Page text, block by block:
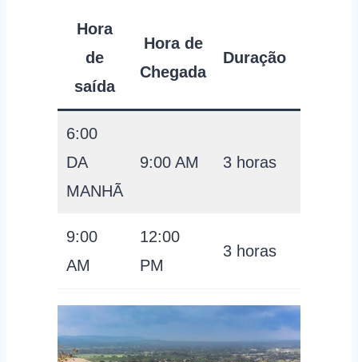
Hora
de
saída
Hora de
Chegada
Duração
6:00
DA
MANHÃ
9:00 AM 3 horas
9:00
AM
12:00
PM
3 horas